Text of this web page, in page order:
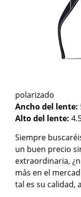
polarizado
Ancho del lente:
Alto del lente:
Siempre
un buen precio
extraordinaria,
más en el
tal es su calidad,